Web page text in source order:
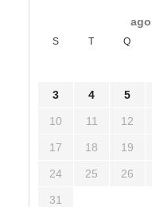
S T Q
3 4 5
10 11 12
17 18 19
24 25 26
31